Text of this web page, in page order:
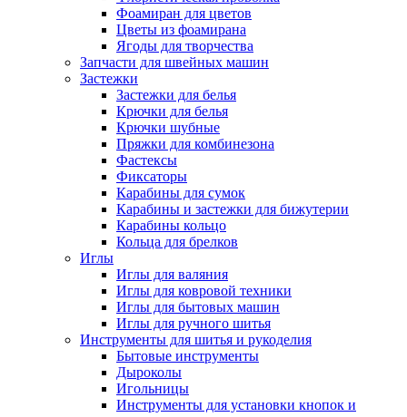
Фоамиран для цветов
Цветы из фоамирана
Ягоды для творчества
Запчасти для швейных машин
Застежки
Застежки для белья
Крючки для белья
Крючки шубные
Пряжки для комбинезона
Фастексы
Фиксаторы
Карабины для сумок
Карабины и застежки для бижутерии
Карабины кольцо
Кольца для брелков
Иглы
Иглы для валяния
Иглы для ковровой техники
Иглы для бытовых машин
Иглы для ручного шитья
Инструменты для шитья и рукоделия
Бытовые инструменты
Дыроколы
Игольницы
Инструменты для установки кнопок и